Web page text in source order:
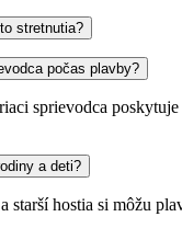
stretnutia?
počas plavby?
sprievodca
a deti?
starší hostia si môžu